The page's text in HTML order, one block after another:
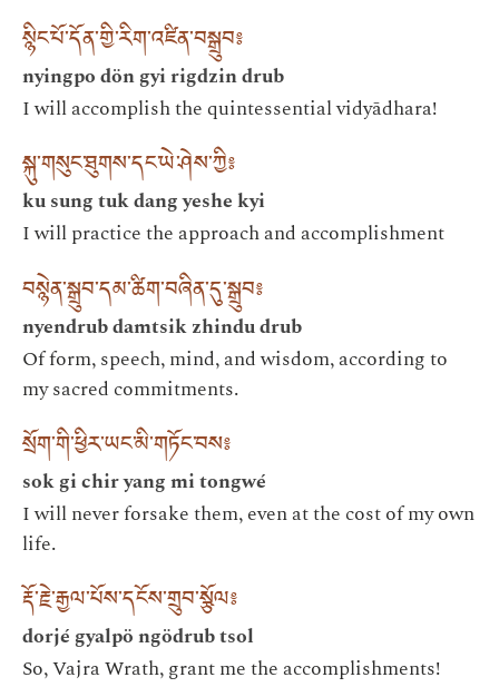
སྙིང་པོ་དོན་གྱི་རིག་འཛིན་བསྒྲུབ༔
nyingpo dön gyi rigdzin drub
I will accomplish the quintessential vidyādhara!
སྐུ་གསུང་ཐུགས་དང་ཡེ་ཤེས་ཀྱི༔
ku sung tuk dang yeshe kyi
I will practice the approach and accomplishment
བསྙེན་སྒྲུབ་དམ་ཚིག་བཞིན་དུ་སྒྲུབ༔
nyendrub damtsik zhindu drub
Of form, speech, mind, and wisdom, according to
my sacred commitments.
སྲོག་གི་ཕྱིར་ཡང་མི་གཏོང་བས༔
sok gi chir yang mi tongwé
I will never forsake them, even at the cost of my own
life.
རྡོ་རྗེ་རྒྱལ་པོས་དངོས་གྲུབ་སྩོལ༔
dorjé gyalpö ngödrub tsol
So, Vajra Wrath, grant me the accomplishments!